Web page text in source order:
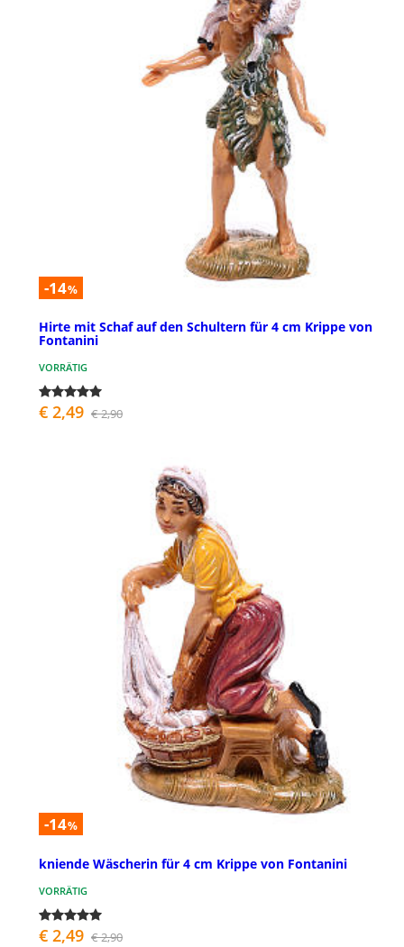
-14%
Hirte mit Schaf auf den Schultern für 4 cm Krippe von
Fontanini
VORRÄTIG
€ 2,49 € 2,90
-14%
kniende Wäscherin für 4 cm Krippe von Fontanini
VORRÄTIG
€ 2,49 € 2,90